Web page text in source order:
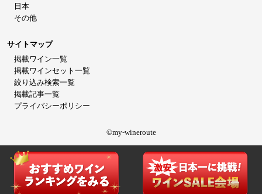
日本
その他
サイトマップ
掲載ワイン一覧
掲載ワインセット一覧
絞り込み検索一覧
掲載記事一覧
プライバシーポリシー
©my-wineroute